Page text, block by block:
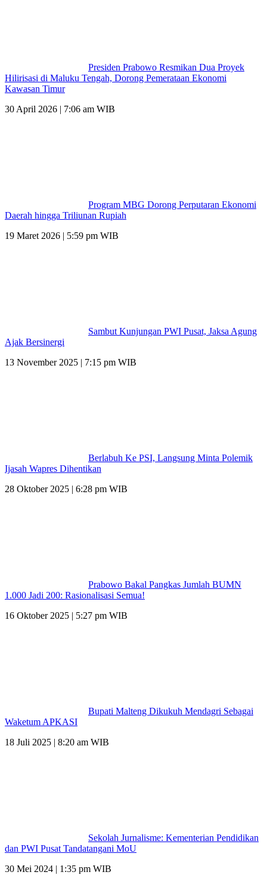
Presiden Prabowo Resmikan Dua Proyek
Hilirisasi di Maluku Tengah, Dorong Pemerataan Ekonomi
Kawasan Timur
30 April 2026 | 7:06 am WIB
Program MBG Dorong Perputaran Ekonomi
Daerah hingga Triliunan Rupiah
19 Maret 2026 | 5:59 pm WIB
Sambut Kunjungan PWI Pusat, Jaksa Agung
Ajak Bersinergi
13 November 2025 | 7:15 pm WIB
Berlabuh Ke PSI, Langsung Minta Polemik
Ijasah Wapres Dihentikan
28 Oktober 2025 | 6:28 pm WIB
Prabowo Bakal Pangkas Jumlah BUMN
1.000 Jadi 200: Rasionalisasi Semua!
16 Oktober 2025 | 5:27 pm WIB
Bupati Malteng Dikukuh Mendagri Sebagai
Waketum APKASI
18 Juli 2025 | 8:20 am WIB
Sekolah Jurnalisme: Kementerian Pendidikan
dan PWI Pusat Tandatangani MoU
30 Mei 2024 | 1:35 pm WIB